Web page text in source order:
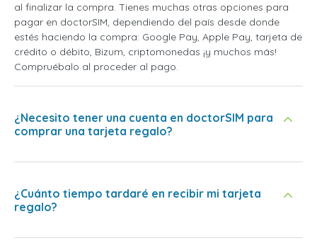
al finalizar la compra. Tienes muchas otras opciones para
pagar en doctorSIM, dependiendo del país desde donde
estés haciendo la compra: Google Pay, Apple Pay, tarjeta de
crédito o débito, Bizum, criptomonedas ¡y muchos más!
Compruébalo al proceder al pago.
¿Necesito tener una cuenta en doctorSIM para
comprar una tarjeta regalo?
¿Cuánto tiempo tardaré en recibir mi tarjeta
regalo?